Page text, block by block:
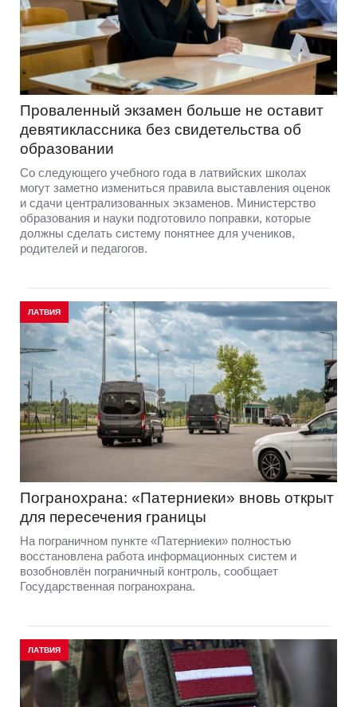
Проваленный экзамен больше не оставит
девятиклассника без свидетельства об
образовании
Со следующего учебного года в латвийских школах
могут заметно измениться правила выставления оценок
и сдачи централизованных экзаменов. Министерство
образования и науки подготовило поправки, которые
должны сделать систему понятнее для учеников,
родителей и педагогов.
ЛАТВИЯ
Погранохрана: «Патерниеки» вновь открыт
для пересечения границы
На пограничном пункте «Патерниеки» полностью
восстановлена работа информационных систем и
возобновлён пограничный контроль, сообщает
Государственная погранохрана.
ЛАТВИЯ